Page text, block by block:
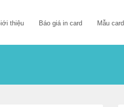
thiệu Báo giá in card Mẫu card